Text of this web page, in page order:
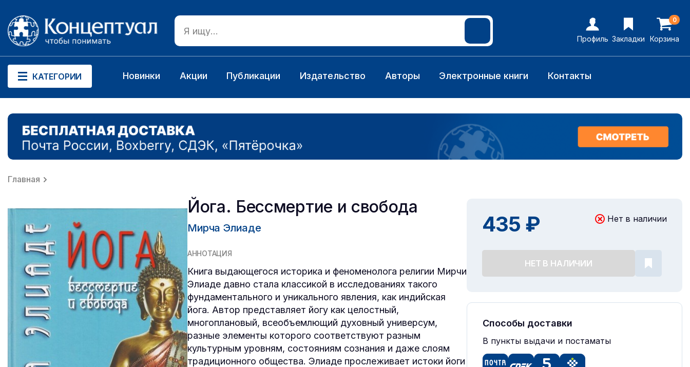
Профиль Закладки
0
Корзина
КАТЕГОРИИ Новинки Акции Публикации Издательство Авторы Электронные книги Контакты
Главная
Йога. Бессмертие и свобода
Мирча Элиаде
АННОТАЦИЯ
Книга выдающегося историка и феноменолога религии Мирчи
Элиаде давно стала классикой в исследованиях такого
фундаментального и уникального явления, как индийская
йога. Автор представляет йогу как целостный,
многоплановый, всеобъемлющий духовный универсум,
разные элементы которого соответствуют разным
культурным уровням, состояниям сознания и даже слоям
традиционного общества. Элиаде прослеживает истоки йоги
435 ₽ Нет в наличии
НЕТ В НАЛИЧИИ
Способы доставки
В пункты выдачи и постаматы